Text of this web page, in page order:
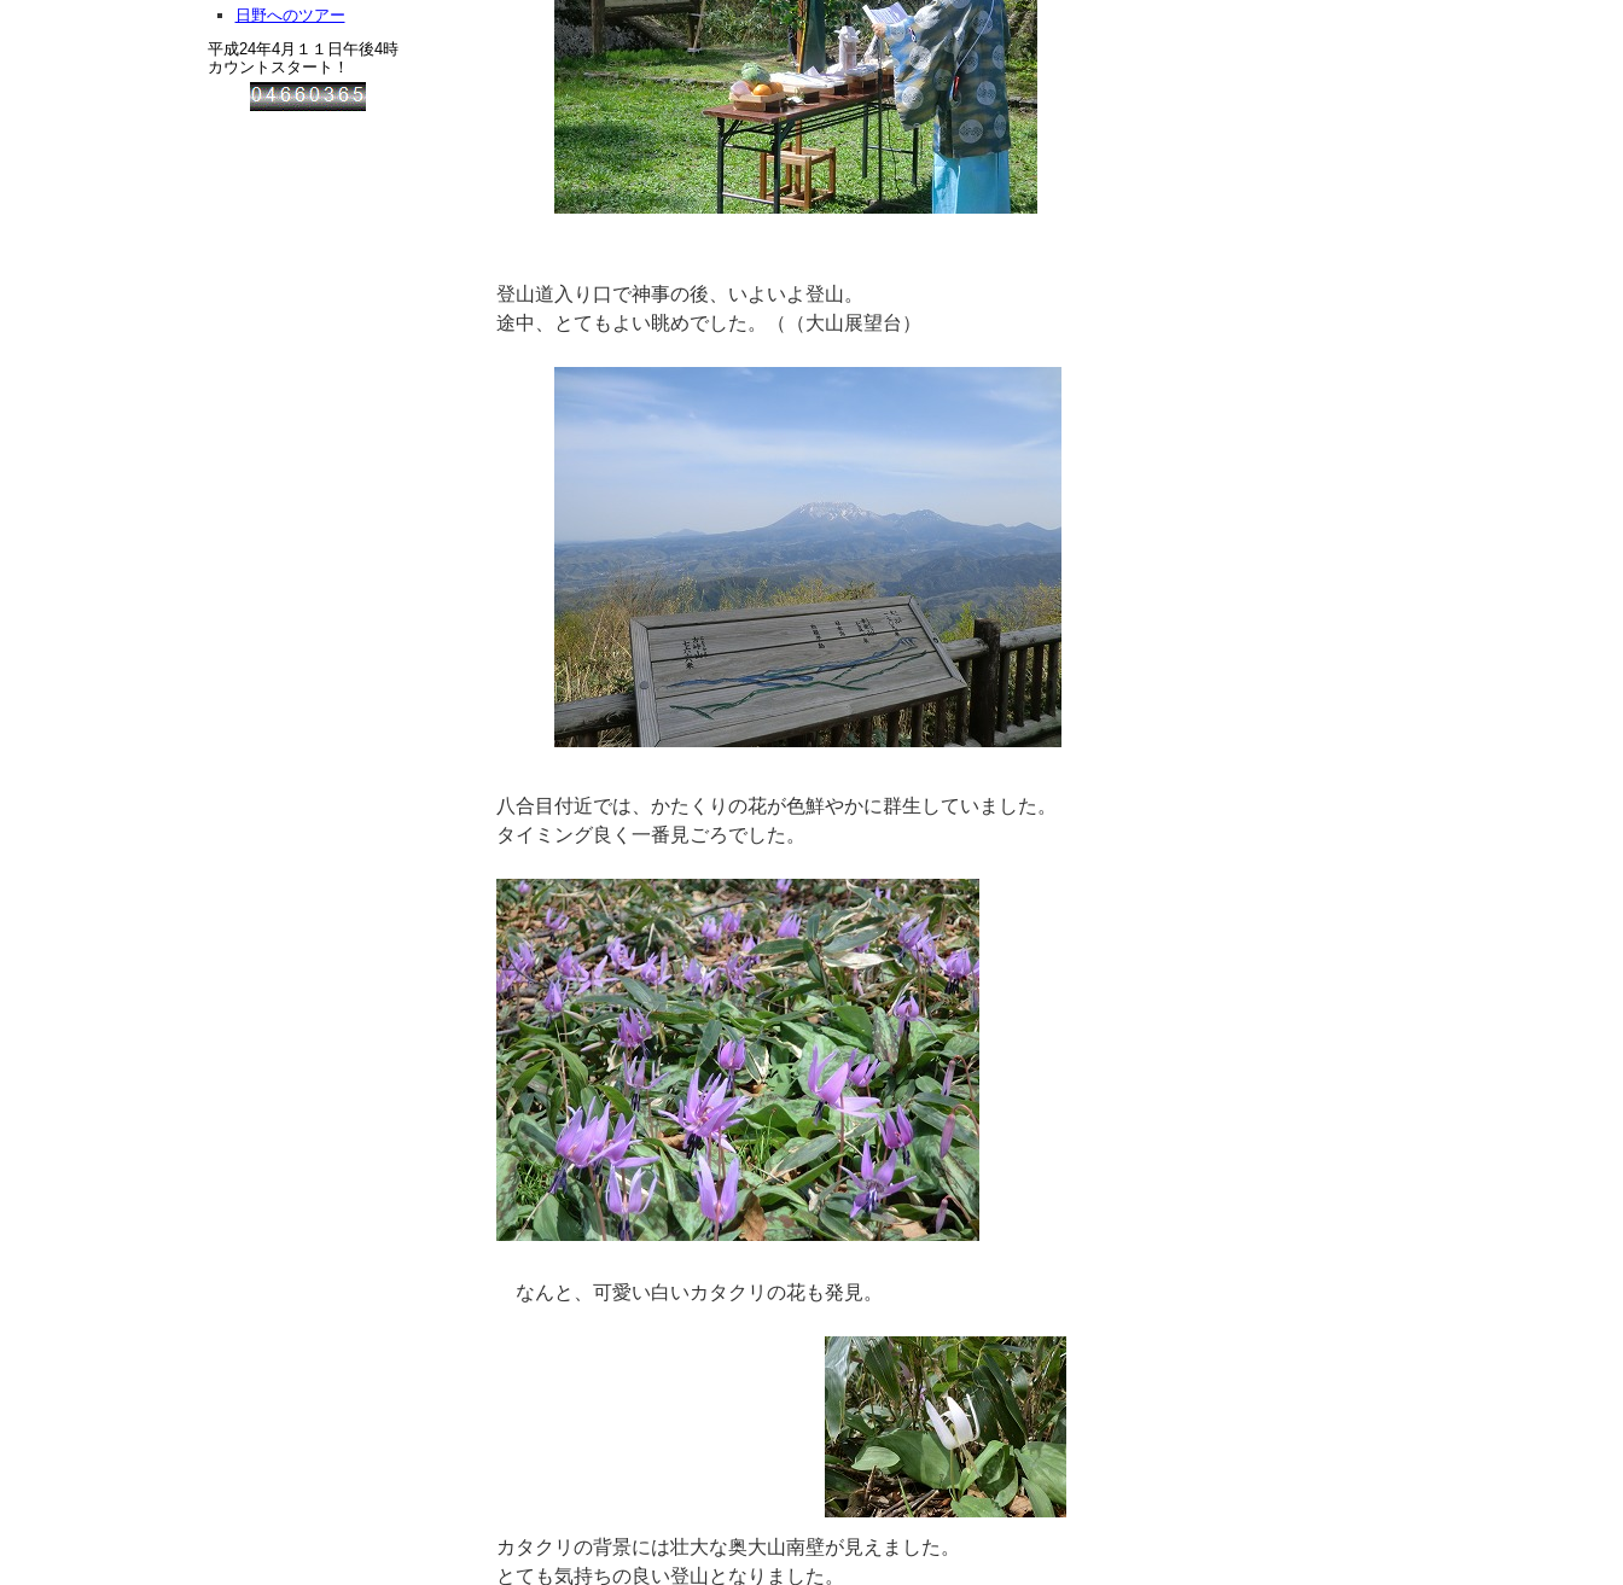
日野へのツアー
平成24年4月１１日午後4時
カウントスタート！
登山道入り口で神事の後、いよいよ登山。
途中、とてもよい眺めでした。（（大山展望台）
八合目付近では、かたくりの花が色鮮やかに群生していました。
タイミング良く一番見ごろでした。
なんと、可愛い白いカタクリの花も発見。
カタクリの背景には壮大な奥大山南壁が見えました。
とても気持ちの良い登山となりました。